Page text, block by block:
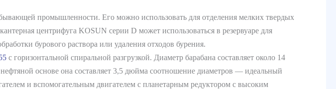
промышленности. Его можно использовать для отделения мелких твердых
центрифуга KOSUN серии D может использоваться в резервуаре для
бурового раствора или удаления отходов бурения.
с горизонтальной спиральной разгрузкой. Диаметр барабана составляет около 14
основе она составляет 3,5 дюйма соотношение диаметров — идеальный
и вспомогательным двигателем с планетарным редуктором с высоким